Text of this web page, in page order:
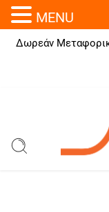
Δωρεάν
MENU